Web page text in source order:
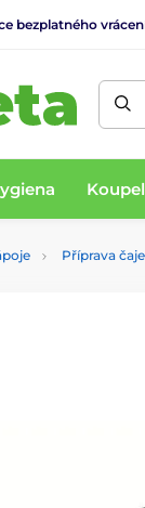
bezplatného
Příprava čaje